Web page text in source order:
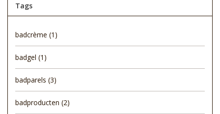
Tags
badcrème (1)
badgel (1)
badparels (3)
badproducten (2)